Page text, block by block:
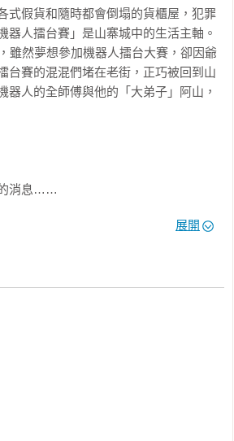
假貨和隨時都會倒塌的貨櫃屋，犯罪
人擂台賽」是山寨城中的生活主軸。
雖然夢想參加機器人擂台大賽，卻因爺
台賽的混混們堵在老街，正巧被回到山
人的全師傅與他的「大弟子」阿山，
的消息……
場。而同一時間，網路上出現一則熱
打趴在地上。霸王集團旗下，專門處理
面對即將而來的霸王集團，又該如何
寨城嗎？
展開